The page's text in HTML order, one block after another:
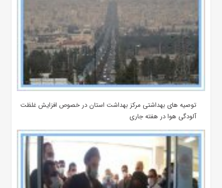
توصیه های بهداشتی مرکز بهداشت استان در خصوص افزایش غلظت
آلودگی هوا در هفته جاری